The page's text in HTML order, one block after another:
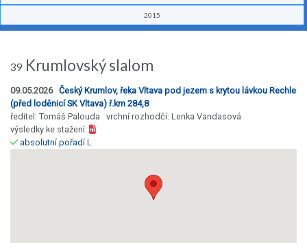
2015
39 Krumlovský slalom
09.05.2026 Český Krumlov, řeka Vltava pod jezem s krytou lávkou Rechle
(před loděnicí SK Vltava) ř.km 284,8
ředitel: Tomáš Palouda vrchní rozhodčí: Lenka Vandasová
výsledky ke stažení:
absolutní pořadíL